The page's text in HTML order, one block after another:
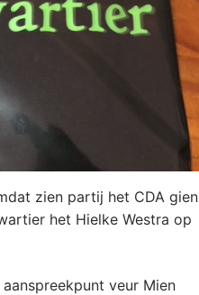
zien partij het CDA gien
het Hielke Westra op
veur Mien